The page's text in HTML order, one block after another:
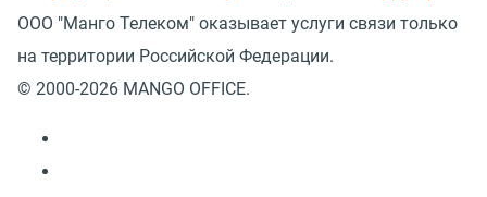
ООО "Манго Телеком" оказывает услуги связи только
на территории Российской Федерации.
© 2000-2026 MANGO OFFICE.